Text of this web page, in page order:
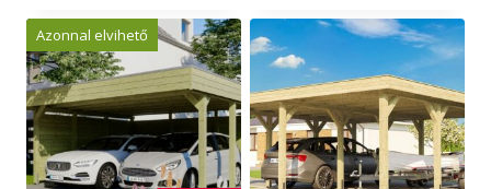
a
terméknek
több
variációja
van.
A
Azonnal elvihető